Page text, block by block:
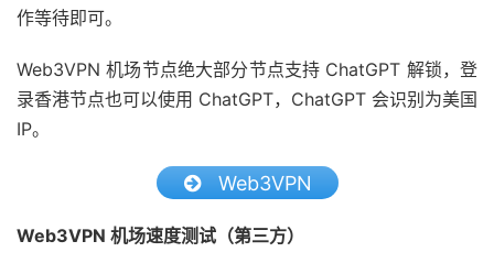
作等待即可。
Web3VPN 机场节点绝大部分节点支持 ChatGPT 解锁，登
录香港节点也可以使用 ChatGPT，ChatGPT 会识别为美国
IP。
Web3VPN
Web3VPN 机场速度测试（第三方）